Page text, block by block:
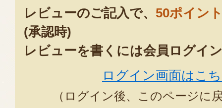
2025年12月16
レビューのご記入で、 50ポイン
(承認時)
レビューを書くには会員ログイ
ログイン画面はこ
（ログイン後、このページに